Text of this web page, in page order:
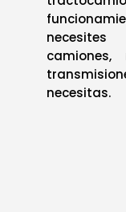
necesitas.